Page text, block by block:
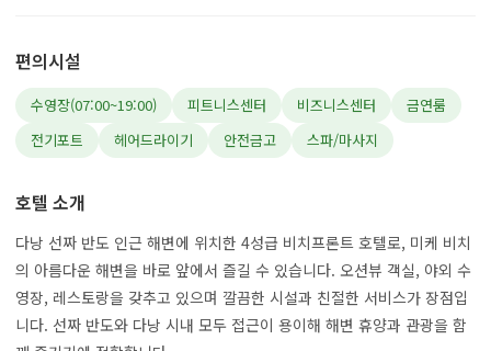
편의시설
수영장(07:00~19:00) 피트니스센터 비즈니스센터
금연룸
전기포트
헤어드라이기 안전금고 스파/마사지
호텔 소개
다낭 선짜 반도 인근 해변에 위치한 4성급 비치프론트 호텔로, 미케 비치
의 아름다운 해변을 바로 앞에서 즐길 수 있습니다. 오션뷰 객실, 야외 수
영장, 레스토랑을 갖추고 있으며 깔끔한 시설과 친절한 서비스가 장점입
니다. 선짜 반도와 다낭 시내 모두 접근이 용이해 해변 휴양과 관광을 함